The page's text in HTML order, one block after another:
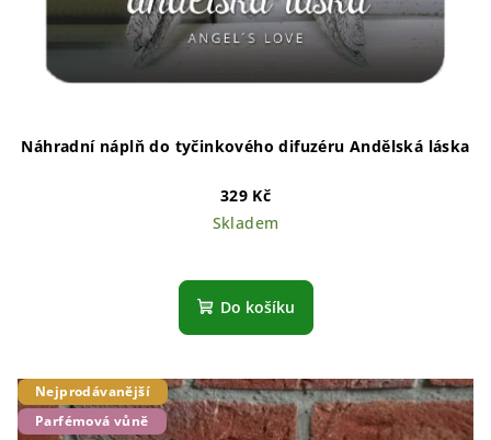
Náhradní náplň do tyčinkového difuzéru Andělská láska
329 Kč
Skladem
Do košíku
Nejprodávanější
Parfémová vůně